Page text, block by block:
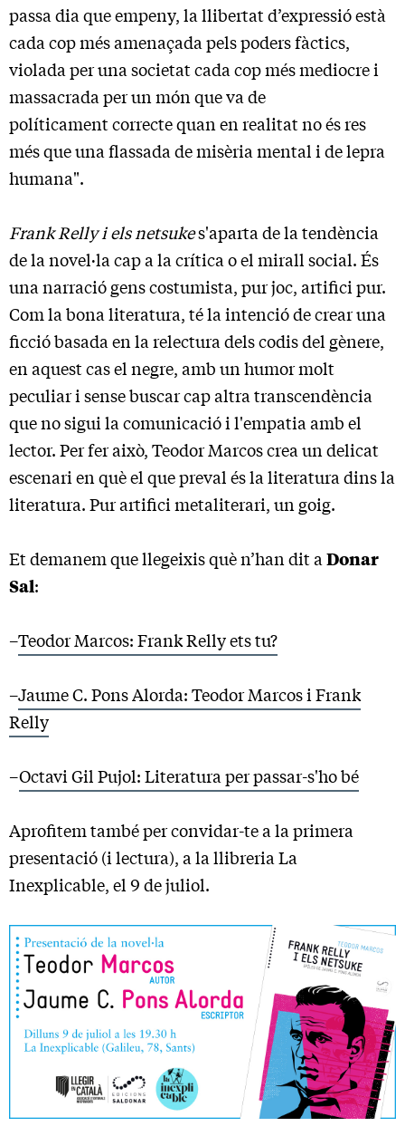
passa dia que empeny, la llibertat d’expressió està
cada cop més amenaçada pels poders fàctics,
violada per una societat cada cop més mediocre i
massacrada per un món que va de
políticament correcte quan en realitat no és res
més que una flassada de misèria mental i de lepra
humana".
Frank Relly i els netsukes'aparta de la tendència
de la novel·la cap a la crítica o el mirall social. És
una narració gens costumista, pur joc, artifici pur.
Com la bona literatura, té la intenció de crear una
ficció basada en la relectura dels codis del gènere,
en aquest cas el negre, amb un humor molt
peculiar i sense buscar cap altra transcendència
que no sigui la comunicació i l'empatia amb el
lector. Per fer això, Teodor Marcos crea un delicat
escenari en què el que preval és la literatura dins la
literatura. Pur artifici metaliterari, un goig.
Et demanem que llegeixis què n’han dit a Donar
Sal:
–Teodor Marcos: Frank Relly ets tu?
–Jaume C. Pons Alorda: Teodor Marcos i Frank
Relly
–Octavi Gil Pujol: Literatura per passar-s'ho bé
Aprofitem també per convidar-te a la primera
presentació (i lectura), a la llibreria La
Inexplicable, el 9 de juliol.